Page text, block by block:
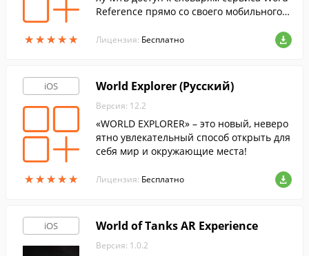
★★★★★
★★★★★
Reference прямо со своего мобильного у
Лицензия: Бесплатно
iOS
★★★★★
★★★★★
World Explorer (Русский)
Версия: 12.2
«WORLD EXPLORER» – это новый, неверо
ятно увлекательный способ открыть для
себя мир и окружающие места!
Лицензия: Бесплатно
iOS World of Tanks AR Experience
Версия: 1.0.2